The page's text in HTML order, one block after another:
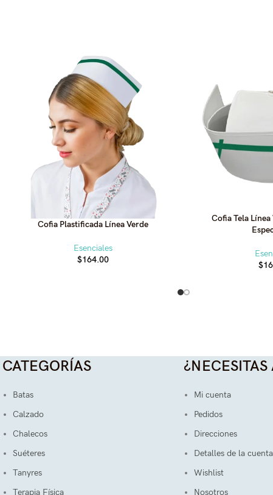
Cofia Plastificada Línea Verde
Esenciales
$164.00
Cofia Tela
$
CATEGORÍAS
Batas
Calzado
Chalecos
Suéteres
Tanyres
Terapia Física
¿NECESITAS
Mi cuenta
Pedidos
Direcciones
Detalles de la cuenta
Wishlist
Nosotros